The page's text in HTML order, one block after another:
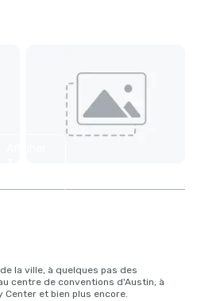
la ville, à quelques pas des
centre de conventions d'Austin, à
Center et bien plus encore.